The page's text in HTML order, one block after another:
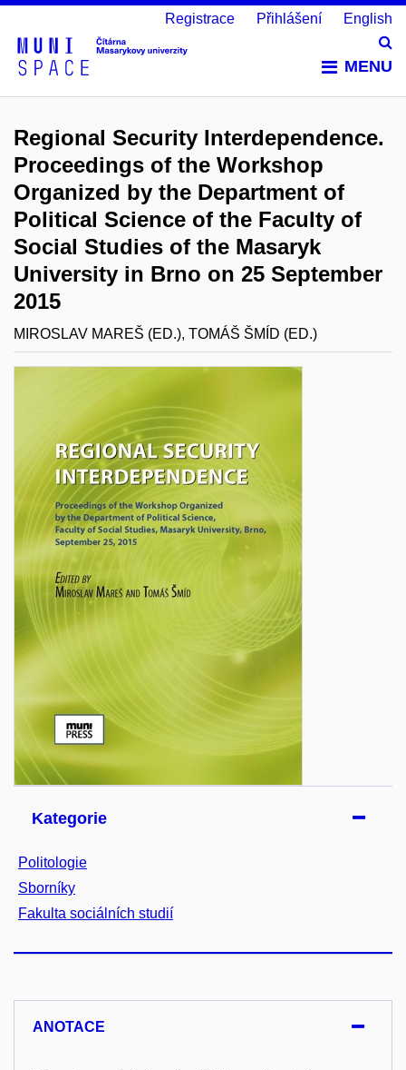
MENU
Registrace Přihlášení English
Regional Security Interdependence.
Proceedings of the Workshop
Organized by the Department of
Political Science of the Faculty of
Social Studies of the Masaryk
University in Brno on 25 September
2015
MIROSLAV MAREŠ (ED.), TOMÁŠ ŠMÍD (ED.)
Kategorie
Politologie
Sborníky
Fakulta sociálních studií
ANOTACE